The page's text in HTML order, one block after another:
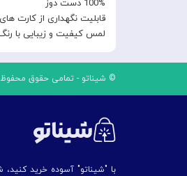
100% دست دوز
قابلیت نگهداری از کارت
لمس کیفیت و زیبایی با
© شیناتو - تمامی حقوق
با "شیناتو" آسوده خرید